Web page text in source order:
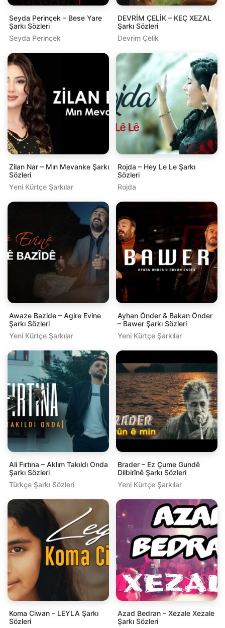
Seyda Perinçek – Bese Yare
Şarkı Sözleri
Seyda Perinçek
DEVRİM ÇELİK – KEÇ XEZAL
Şarkı Sözleri
Devrim Çelik
Zilan Nar – Mın Mevanke Şarkı
Sözleri
Yeni Kürtçe Şarkılar
Rojda – Hey Le Le Şarkı
Sözleri
Rojda
Awaze Bazide – Agire Evine
Şarkı Sözleri
Yeni Kürtçe Şarkılar
Ayhan Önder & Bakan Önder
– Bawer Şarkı Sözleri
Yeni Kürtçe Şarkılar
Ali Fırtına – Aklım Takıldı Onda
Şarkı Sözleri
Türkçe Şarkı Sözleri
Brader – Ez Çume Gundê
Dilbirînê Şarkı Sözleri
Yeni Kürtçe Şarkılar
Koma Ciwan – LEYLA Şarkı
Sözleri
Azad Bedran – Xezale Xezale
Şarkı Sözleri